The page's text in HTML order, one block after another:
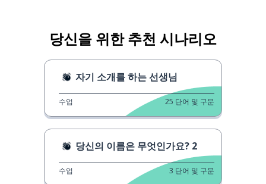
당신을 위한 추천 시나리오
자기 소개를 하는 선생님
수업 25 단어 및 구문
당신의 이름은 무엇인가요? 2
수업 3 단어 및 구문